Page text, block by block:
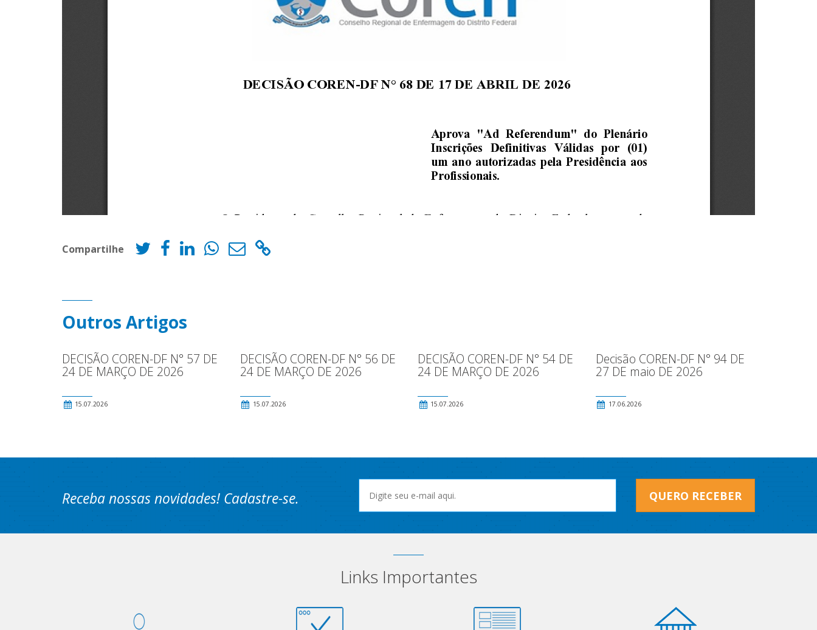
Compartilhe
Outros Artigos
DECISÃO COREN-DF N° 57 DE
24 DE MARÇO DE 2026
15.07.2026
DECISÃO COREN-DF N° 56 DE
24 DE MARÇO DE 2026
15.07.2026
DECISÃO COREN-DF N° 54 DE
24 DE MARÇO DE 2026
15.07.2026
Decisão COREN-DF N° 94 DE
27 DE maio DE 2026
17.06.2026
Receba nossas novidades! Cadastre-se. QUERO RECEBER
Links Importantes